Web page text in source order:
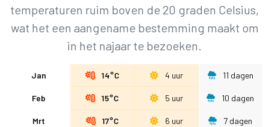
temperaturen ruim boven de 20 graden Celsius,
wat het een aangename bestemming maakt om
in het najaar te bezoeken.
Jan 14°C 4 uur 11 dagen
Feb 15°C 5 uur 10 dagen
Mrt 17°C 6 uur 7 dagen